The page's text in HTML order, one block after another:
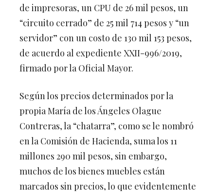
de impresoras, un CPU de 26 mil pesos, un
“circuito cerrado” de 25 mil 714 pesos y “un
servidor” con un costo de 130 mil 153 pesos,
de acuerdo al expediente XXII-996/2019,
firmado por la Oficial Mayor.
Según los precios determinados por la
propia María de los Ángeles Olague
Contreras, la “chatarra”, como se le nombró
en la Comisión de Hacienda, suma los 11
millones 290 mil pesos, sin embargo,
muchos de los bienes muebles están
marcados sin precios, lo que evidentemente